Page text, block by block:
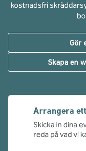
kostnadsfri
Gör
Skapa en
Arrangera
Skicka in dina
reda på vad vi